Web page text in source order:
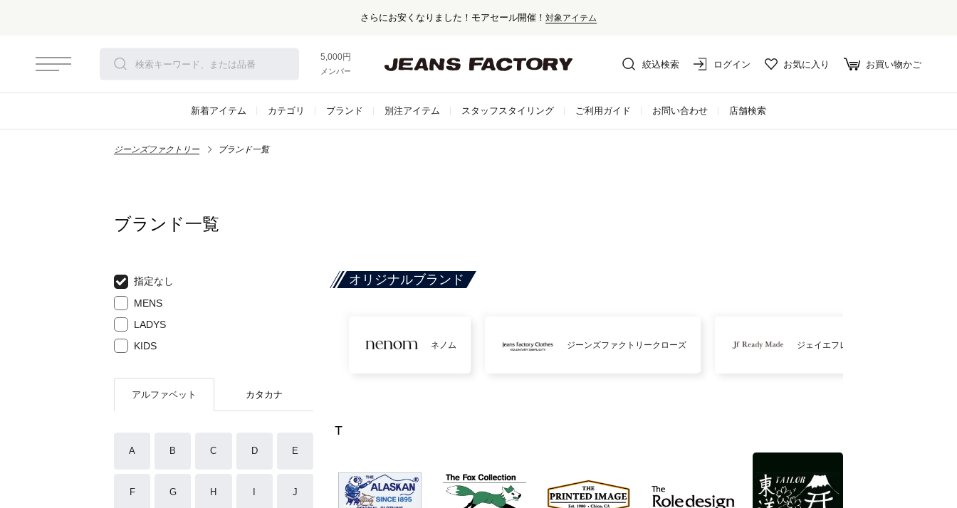
対象アイテム
5,000円以上お買い上げで送料無料！
メンバー登録でお得な情報をゲット。さらに詳しく
絞込検索 ログイン お気に入り お買い物かご
新着アイテム カテゴリ ブランド 別注アイテム スタッフスタイリング ご利用ガイド お問い合わせ 店舗検索
ジーンズファクトリー ブランド一覧
ブランド一覧
指定なし
MENS
LADYS
KIDS
アルファベット カタカナ
A B C D E
F G H J
オリジナルブランド
ネノム ジーンズファクトリークローズ ジェイエフレディメイド
T